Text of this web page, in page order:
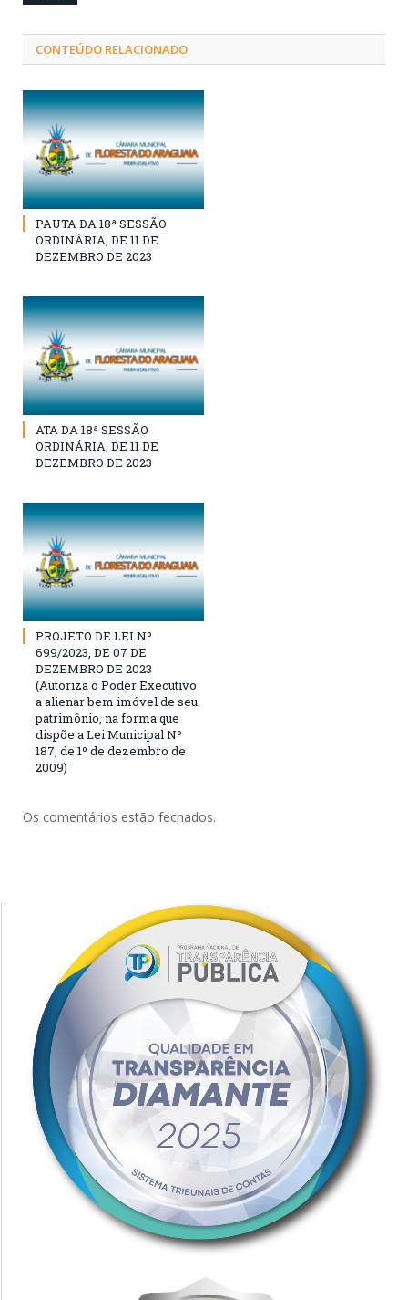
CONTEÚDO RELACIONADO
PAUTA DA 18ª SESSÃO
ORDINÁRIA, DE 11 DE
DEZEMBRO DE 2023
ATA DA 18ª SESSÃO
ORDINÁRIA, DE 11 DE
DEZEMBRO DE 2023
PROJETO DE LEI Nº
699/2023, DE 07 DE
DEZEMBRO DE 2023
(Autoriza o Poder Executivo
a alienar bem imóvel de seu
patrimônio, na forma que
dispõe a Lei Municipal Nº
187, de 1º de dezembro de
2009)
Os comentários estão fechados.